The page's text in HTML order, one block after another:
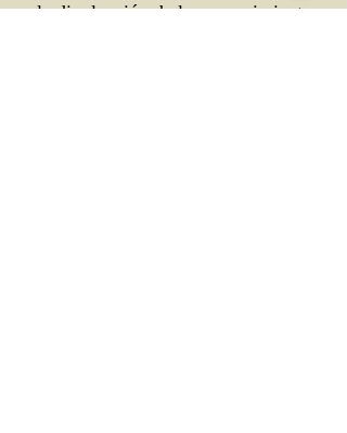
y la divulgación de los conocimientos.